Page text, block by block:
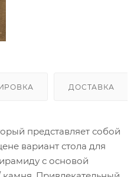
ДОСТАВКА
представляет собой
вариант стола для
с основой